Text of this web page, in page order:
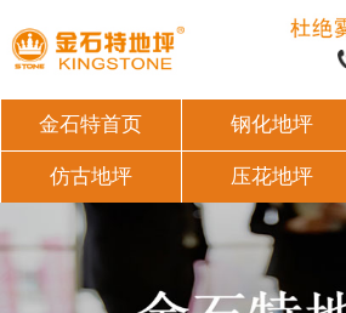
金石特首页 钢化地坪
仿古地坪 压花地坪